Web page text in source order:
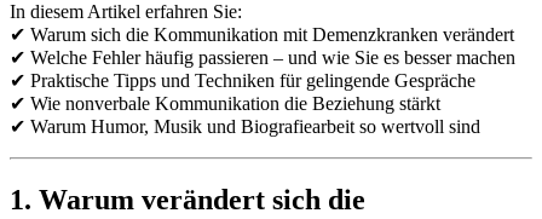
In diesem Artikel erfahren Sie:
✔ Warum sich die Kommunikation mit Demenzkranken verändert
✔ Welche Fehler häufig passieren – und wie Sie es besser machen
✔ Praktische Tipps und Techniken für gelingende Gespräche
✔ Wie nonverbale Kommunikation die Beziehung stärkt
✔ Warum Humor, Musik und Biografiearbeit so wertvoll sind
1. Warum verändert sich die